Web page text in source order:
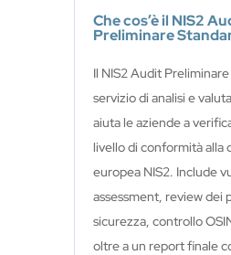
Che cos’è il NIS2
Preliminare
Il NIS2 Audit
servizio di analisi e
aiuta le aziende a
livello di conformità alla
europea NIS2. Include
assessment, review dei
sicurezza, controllo
oltre a un report finale